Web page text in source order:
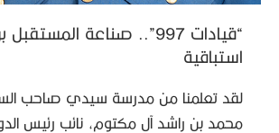
“قيادات 997”.. صناعة المستقبل
استباقية
لقد تعلمنا من مدرسة سيدي صاحب
محمد بن راشد آل مكتوم، نائب رئيس